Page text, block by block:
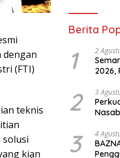
dengan
(FTI)
teknis
kian
Berita
1 2
2026,
2 3
3 4